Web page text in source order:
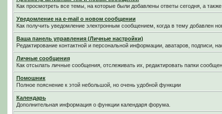
Как просмотреть все темы, на которые были добавлены ответы сегодня, а
Уведомление на е-mail о новом сообщении
Как получить уведомление электронным сообщением, когда в тему добавлен
Ваша панель управления (Личные настройки)
Редактирование контактной и персональной информации, аватаров, подписи,
Личные сообщения
Как отсылать личные сообщения, отслеживать их, редактировать папки
Помошник
Полное пояснение к этой небольшой, но очень удобной функции
Календарь
Дополнительная информация о функции календаря форума.